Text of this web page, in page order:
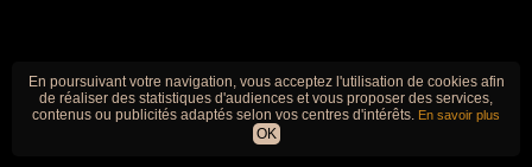
En poursuivant votre navigation, vous acceptez l'utilisation de cookies afin
de réaliser des statistiques d'audiences et vous proposer des services,
contenus ou publicités adaptés selon vos centres d'intérêts. En savoir plus
OK